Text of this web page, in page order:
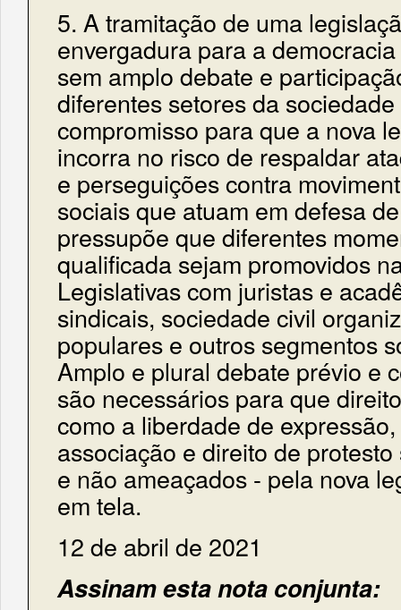
5. A tramitação de uma
envergadura para a
sem amplo debate e
diferentes setores da
compromisso para que a nova
incorra no risco de respaldar
e perseguições contra
sociais que atuam em defesa
pressupõe que diferentes
qualificada sejam promovidos
Legislativas com juristas e
sindicais, sociedade civil
populares e outros segmentos
Amplo e plural debate prévio e
são necessários para que
como a liberdade de
associação e direito de
e não ameaçados - pela nova
em tela.
12 de abril de 2021
Assinam esta nota conjunta: